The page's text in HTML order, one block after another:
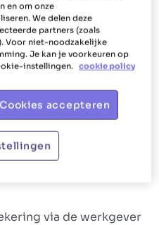
shiny en happy
zich in de manier
verlonen en
Jou laten stralen.
Zottegem je tal
en eenaantrekkelijk
en €15,53 per uur
via de werkgever
en om onze
We delen deze
partners (zoals
Voor niet-noodzakelijke
Je kan je voorkeuren op
instellingen. cookie policy
Cookies accepteren